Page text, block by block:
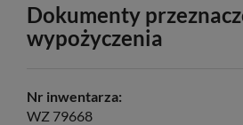
Dokumenty
wypożyczenia
Nr inwentarza:
WZ 79668